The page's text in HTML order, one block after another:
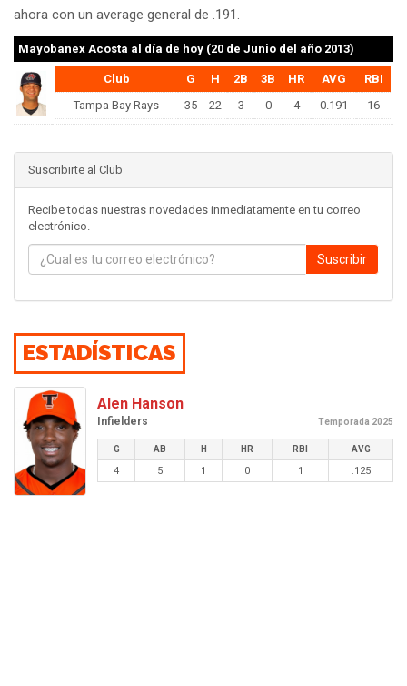
ahora con un average general de .191.
Mayobanex Acosta al día de hoy (20 de Junio del año 2013)
Club G H 2B 3B HR AVG
RBI
Tampa Bay Rays
35 22 3 0 4 0.191 16
Suscribirte al Club
Recibe todas nuestras novedades inmediatamente en tu correo
electrónico.
Suscribir
ESTADÍSTICAS
Alen Hanson
Infielders Temporada 2025
G AB H HR RBI AVG
4 5 1 0 1 .125